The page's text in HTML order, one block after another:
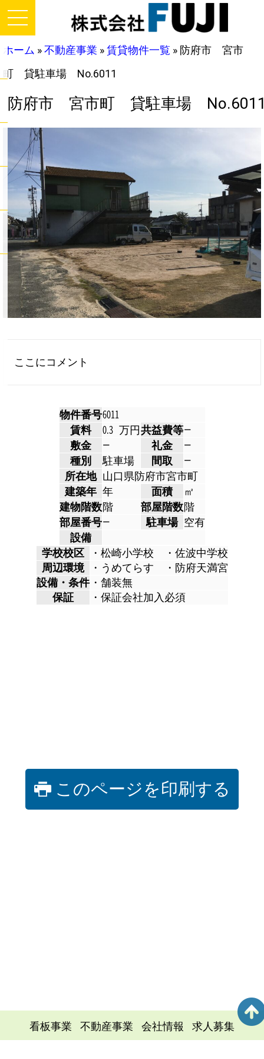
ホーム »不動産事業 »賃貸物件一覧 » 防府市 宮市
町 貸駐車場 No.6011
防府市 宮市町 貸駐車場
ここにコメント
物件番号6011
賃料
0.3 万円共益費等ー
敷金
ー 礼金
ー
種別
駐車場 間取
ー
所在地 山口県防府市宮市町
建築年 年 面積
㎡
建物階数階 部屋階数階
部屋番号ー 駐車場 空有
設備
学校校区
・松崎小学校 ・佐波中学校
周辺環境
・うめてらす ・防府天満宮
設備・条件・舗装無
保証
・保証会社加入必須
このページを印刷する
看板事業 不動産事業 会社情報
求人募集